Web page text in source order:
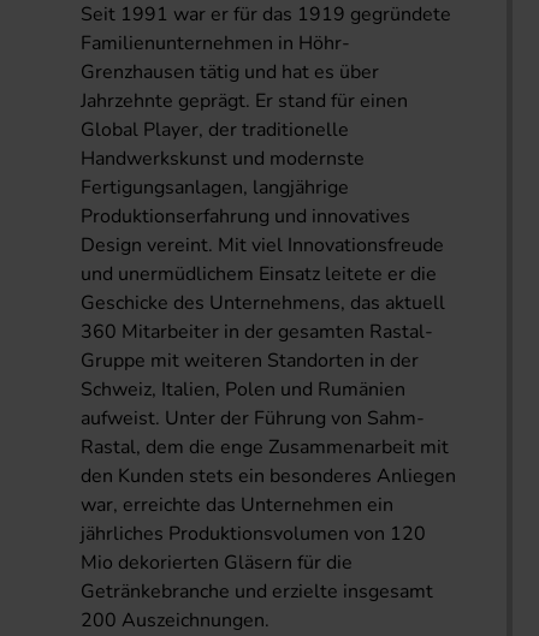
Seit 1991 war er für das 1919 gegründete
Familienunternehmen in Höhr-
Grenzhausen tätig und hat es über
Jahrzehnte geprägt. Er stand für einen
Global Player, der traditionelle
Handwerkskunst und modernste
Fertigungsanlagen, langjährige
Produktionserfahrung und innovatives
Design vereint. Mit viel Innovationsfreude
und unermüdlichem Einsatz leitete er die
Geschicke des Unternehmens, das aktuell
360 Mitarbeiter in der gesamten Rastal-
Gruppe mit weiteren Standorten in der
Schweiz, Italien, Polen und Rumänien
aufweist. Unter der Führung von Sahm-
Rastal, dem die enge Zusammenarbeit mit
den Kunden stets ein besonderes Anliegen
war, erreichte das Unternehmen ein
jährliches Produktionsvolumen von 120
Mio dekorierten Gläsern für die
Getränkebranche und erzielte insgesamt
200 Auszeichnungen.